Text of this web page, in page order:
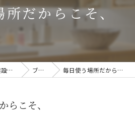
所だからこそ、
埼玉の注文住宅なら真建設株式会社 ブログ 毎日使う場所だからこそ、
らこそ、